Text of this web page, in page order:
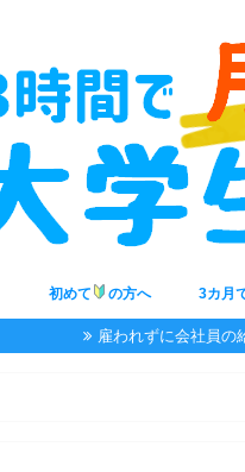
初めて の方へ 3カ月
雇われずに会社員の